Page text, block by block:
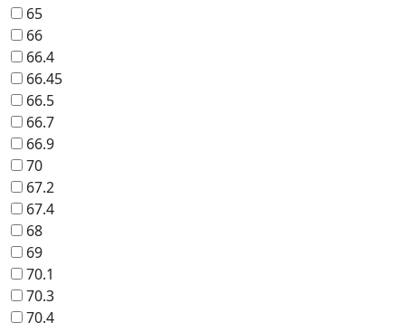
65
66
66.4
66.45
66.5
66.7
66.9
70
67.2
67.4
68
69
70.1
70.3
70.4